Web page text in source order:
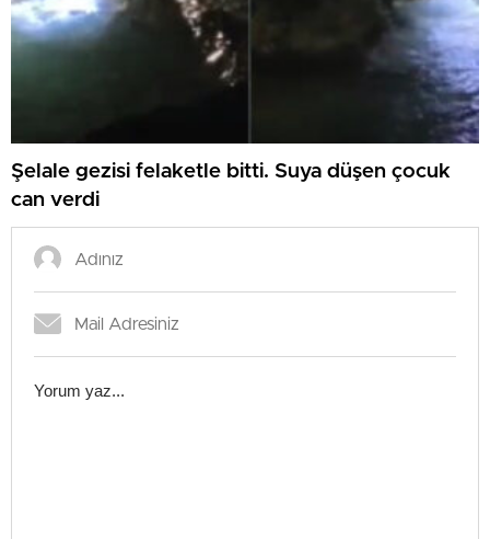
Şelale gezisi felaketle bitti. Suya düşen çocuk
can verdi